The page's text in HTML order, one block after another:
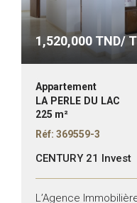
1,520,000 TND/
Appartement
LA PERLE DU LAC
225 m²
Réf: 369559-3
CENTURY 21 Invest
L’Agence